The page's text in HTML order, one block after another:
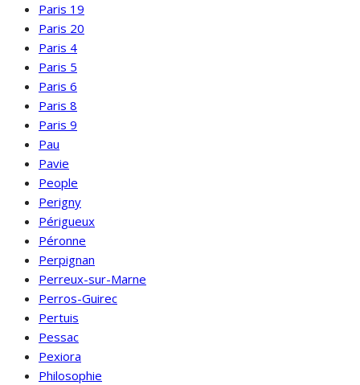
Paris 19
Paris 20
Paris 4
Paris 5
Paris 6
Paris 8
Paris 9
Pau
Pavie
People
Perigny
Périgueux
Péronne
Perpignan
Perreux-sur-Marne
Perros-Guirec
Pertuis
Pessac
Pexiora
Philosophie